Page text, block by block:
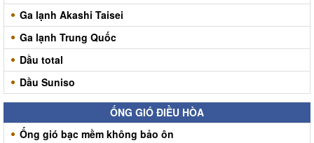
Ga lạnh Akashi Taisei
Ga lạnh Trung Quốc
Dầu total
Dầu Suniso
ỐNG GIÓ ĐIỀU HÒA
Ống gió bạc mềm không bảo ôn